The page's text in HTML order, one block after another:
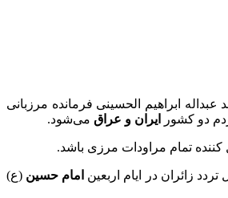
ابراهیم الحسینی فرمانده مرزبانی
دو کشور ایران و عراق می‌شود.
تمام مراودات مرزی باشد.
زائران در ایام اربعین امام حسین (ع)